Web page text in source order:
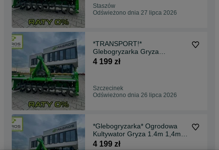
Staszów
Odświeżono dnia 27 lipca 2026
*TRANSPORT!*
Glebogryzarka Gryza
OGRODOWA 1.2 1.4 1.6 1.8
4 199 zł
Szczecinek
Odświeżono dnia 26 lipca 2026
*Glebogryzarka* Ogrodowa
Kultywator Gryza 1.4m 1,4m
do gleby strumyk
4 199 zł